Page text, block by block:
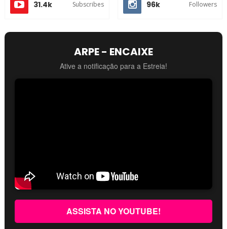
31.4k Subscribes 96k Followers
ARPE - ENCAIXE
Ative a notificação para a Estreia!
ASSISTA NO YOUTUBE!